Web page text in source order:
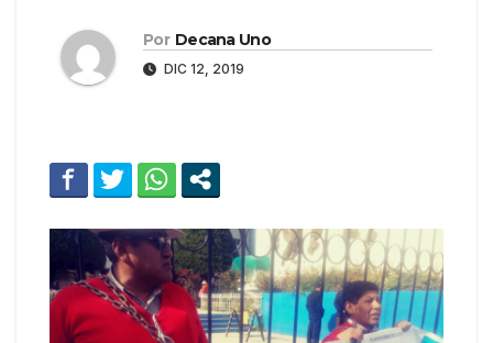
Por Decana Uno
DIC 12, 2019